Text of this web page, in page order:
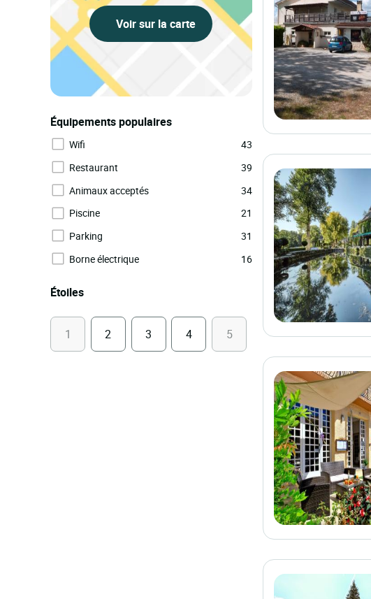
Voir sur la carte
Équipements populaires
Wifi
43
Restaurant
39
Animaux acceptés
34
Piscine
21
Parking
31
Borne électrique
16
Étoiles
1 2 3 4 5